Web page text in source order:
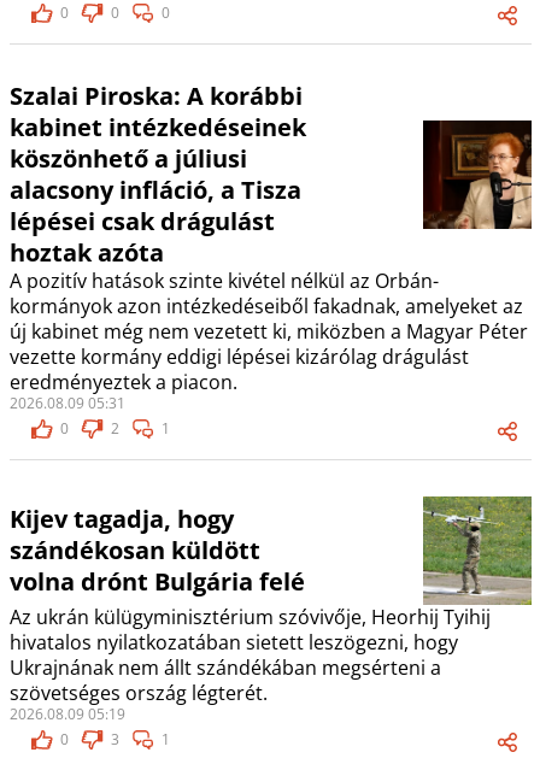
0
0 0
Szalai Piroska: A korábbi
kabinet intézkedéseinek
köszönhető a júliusi
alacsony infláció, a Tisza
lépései csak drágulást
hoztak azóta
A pozitív hatások szinte kivétel nélkül az Orbán-
kormányok azon intézkedéseiből fakadnak, amelyeket az
új kabinet még nem vezetett ki, miközben a Magyar Péter
vezette kormány eddigi lépései kizárólag drágulást
eredményeztek a piacon.
2026.08.09 05:31
0
2 1
Kijev tagadja, hogy
szándékosan küldött
volna drónt Bulgária felé
Az ukrán külügyminisztérium szóvivője, Heorhij Tyihij
hivatalos nyilatkozatában sietett leszögezni, hogy
Ukrajnának nem állt szándékában megsérteni a
szövetséges ország légterét.
2026.08.09 05:19
0
3 1